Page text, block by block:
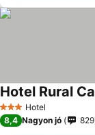
3 Kategória
Hotel
Hotel Rural
8,4 Nagyon jó 829